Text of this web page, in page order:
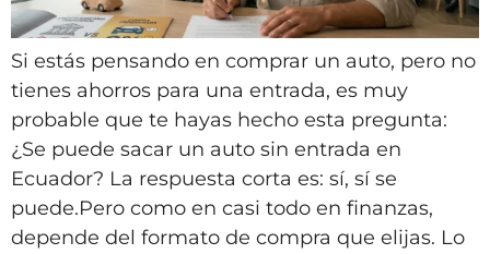
Si estás pensando en comprar un auto, pero no
tienes ahorros para una entrada, es muy
probable que te hayas hecho esta pregunta:
¿Se puede sacar un auto sin entrada en
Ecuador? La respuesta corta es: sí, sí se
puede.Pero como en casi todo en finanzas,
depende del formato de compra que elijas. Lo